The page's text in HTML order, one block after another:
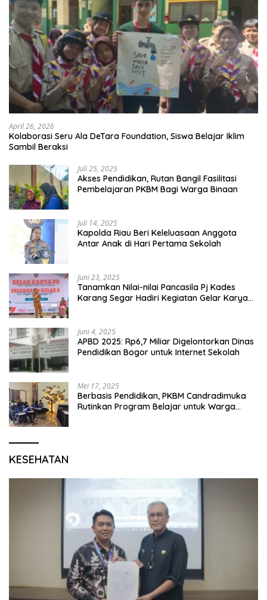
April 26, 2026
Kolaborasi Seru Ala DeTara Foundation, Siswa Belajar Iklim
Sambil Beraksi
Juli 25, 2025
Akses Pendidikan, Rutan Bangil Fasilitasi
Pembelajaran PKBM Bagi Warga Binaan
Juli 14, 2025
Kapolda Riau Beri Keleluasaan Anggota
Antar Anak di Hari Pertama Sekolah
Juni 23, 2025
Tanamkan Nilai-nilai Pancasila Pj Kades
Karang Segar Hadiri Kegiatan Gelar Karya
Juni 4, 2025
APBD 2025: Rp6,7 Miliar Digelontorkan Dinas
Pendidikan Bogor untuk Internet Sekolah
Mei 17, 2025
Berbasis Pendidikan, PKBM Candradimuka
Rutinkan Program Belajar untuk Warga
KESEHATAN